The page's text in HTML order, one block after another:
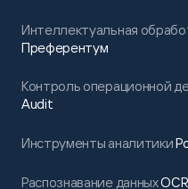
Интеллектуальная
Преферентум
Контроль операционной
Audit
Инструменты аналитики
Распознавание данныхOCR